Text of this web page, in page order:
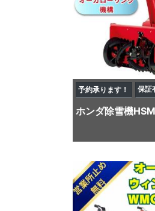
予約承ります！ 保証
ホンダ除雪機